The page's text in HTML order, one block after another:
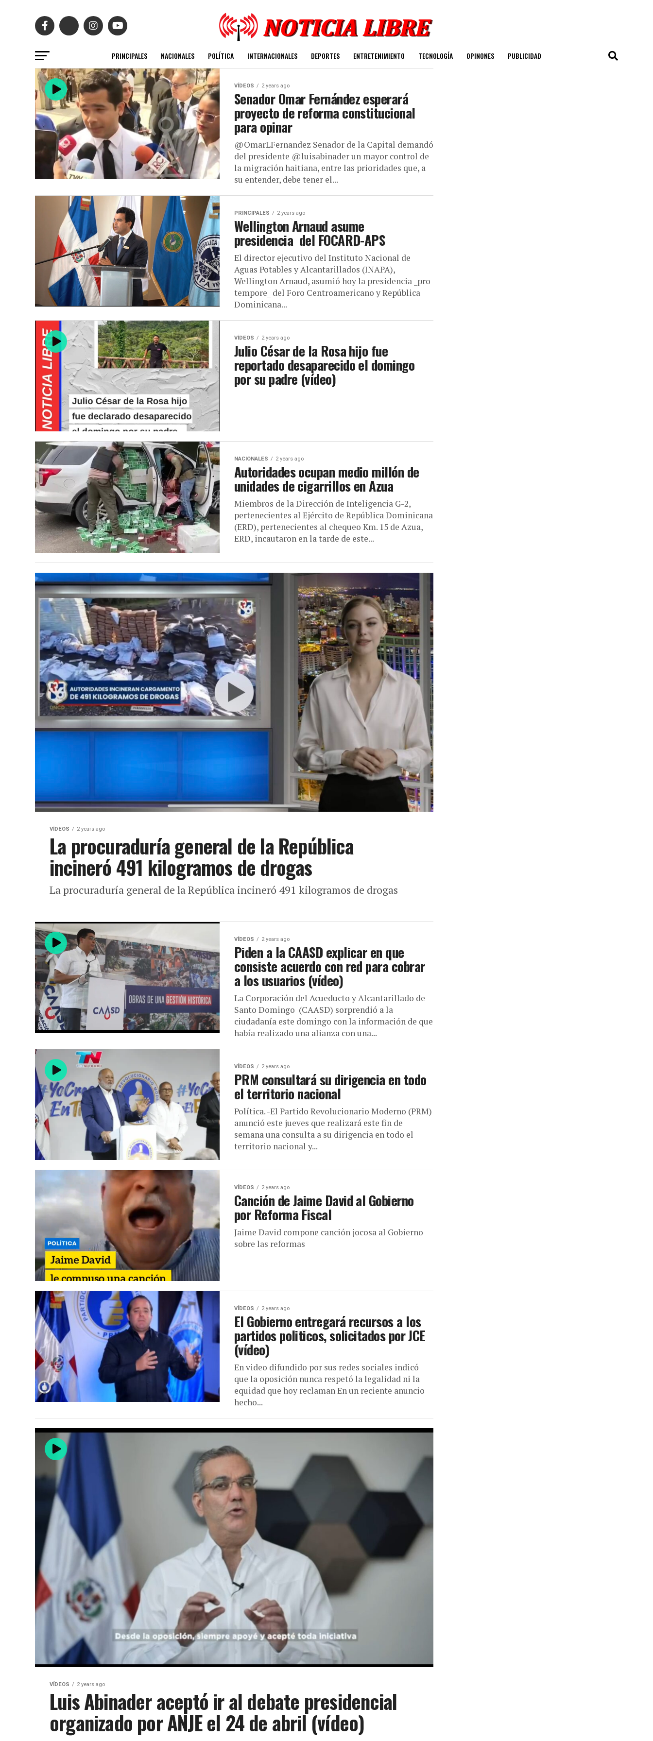
PRINCIPALES NACIONALES POLÍTICA INTERNACIONALES DEPORTES ENTRETENIMIENTO TECNOLOGÍA OPINONES PUBLICIDAD
VÍDEOS 2 years ago
Senador Omar Fernández esperará
proyecto de reforma constitucional
para opinar
@OmarLFernandez Senador de la Capital demandó
del presidente @luisabinader un mayor control de
la migración haitiana, entre las prioridades que, a
su entender, debe tener el...
PRINCIPALES 2 years ago
Wellington Arnaud asume
presidencia del FOCARD-APS
El director ejecutivo del Instituto Nacional de
Aguas Potables y Alcantarillados (INAPA),
Wellington Arnaud, asumió hoy la presidencia _pro
tempore_ del Foro Centroamericano y República
Dominicana...
VÍDEOS 2 years ago
Julio César de la Rosa hijo fue
reportado desaparecido el domingo
por su padre (vídeo)
NACIONALES 2 years ago
Autoridades ocupan medio millón de
unidades de cigarrillos en Azua
Miembros de la Dirección de Inteligencia G-2,
pertenecientes al Ejército de República Dominicana
(ERD), pertenecientes al chequeo Km. 15 de Azua,
ERD, incautaron en la tarde de este...
VÍDEOS 2 years ago
La procuraduría general de la República
incineró 491 kilogramos de drogas
La procuraduría general de la República incineró 491 kilogramos de drogas
VÍDEOS 2 years ago
Piden a la CAASD explicar en que
consiste acuerdo con red para cobrar
a los usuarios (vídeo)
La Corporación del Acueducto y Alcantarillado de
Santo Domingo (CAASD) sorprendió a la
ciudadanía este domingo con la información de que
había realizado una alianza con una...
VÍDEOS 2 years ago
PRM consultará su dirigencia en todo
el territorio nacional
Política. -El Partido Revolucionario Moderno (PRM)
anunció este jueves que realizará este fin de
semana una consulta a su dirigencia en todo el
territorio nacional y...
VÍDEOS 2 years ago
Canción de Jaime David al Gobierno
por Reforma Fiscal
Jaime David compone canción jocosa al Gobierno
sobre las reformas
VÍDEOS 2 years ago
El Gobierno entregará recursos a los
partidos politicos, solicitados por JCE
(vídeo)
En video difundido por sus redes sociales indicó
que la oposición nunca respetó la legalidad ni la
equidad que hoy reclaman En un reciente anuncio
hecho...
VÍDEOS 2 years ago
Luis Abinader aceptó ir al debate presidencial
organizado por ANJE el 24 de abril (vídeo)